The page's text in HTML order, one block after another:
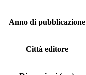
Anno di pubblicazione
Città editore